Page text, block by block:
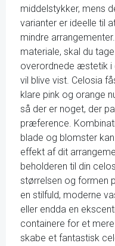
middelstykker, mens
varianter er ideelle til
mindre
materiale, skal du
overordnede æstetik i
vil blive vist. Celosia
klare pink og orange
så der er noget, der
præference.
blade og blomster
effekt af dit
beholderen til din
størrelsen og formen
en stilfuld, moderne
eller endda en
containere for et
skabe et fantastisk